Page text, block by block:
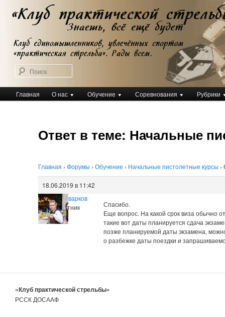
Перейти
основному
содержимому
Клуб практической стрельбы
Клуб практической стрельбы
Главное
меню
Главная О нас Обучение Соревнования Рубрики
Ответ в теме: Начальные
Главная › Форумы › Обучение › Начальные пистолетные курсы ›
18.06.2019 в 11:42
Михаил Чварков
Участник
Спасибо.
Еще вопрос. На какой срок виза обычно
такие вот даты планируется сдача
позже планируемой даты экзамена,
о разбежке даты поездки и
«Клуб практической стрельбы»
РССК ДОСААФ